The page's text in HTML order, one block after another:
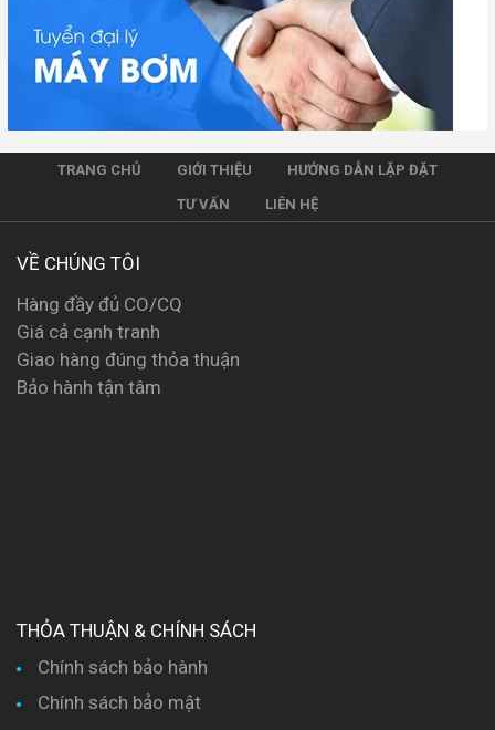
TRANG CHỦ GIỚI THIỆU HƯỚNG DẪN LẶP ĐẶT
TƯ VẤN LIÊN HỆ
VỀ CHÚNG TÔI
Hàng đầy đủ CO/CQ
Giá cả cạnh tranh
Giao hàng đúng thỏa thuận
Bảo hành tận tâm
THỎA THUẬN & CHÍNH SÁCH
Chính sách bảo hành
Chính sách bảo mật